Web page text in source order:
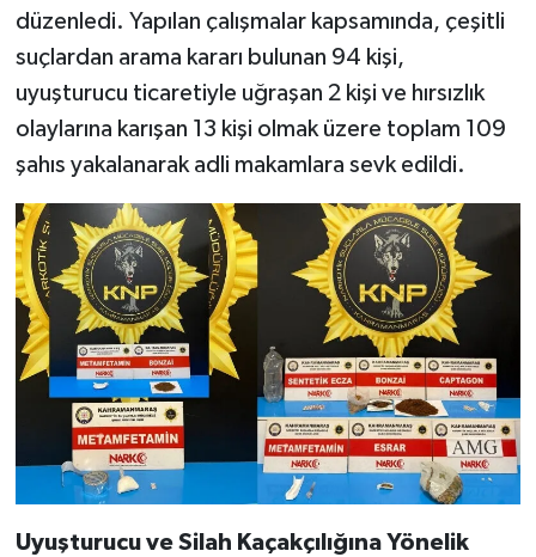
düzenledi. Yapılan çalışmalar kapsamında, çeşitli
suçlardan arama kararı bulunan 94 kişi,
uyuşturucu ticaretiyle uğraşan 2 kişi ve hırsızlık
olaylarına karışan 13 kişi olmak üzere toplam 109
şahıs yakalanarak adli makamlara sevk edildi.
Uyuşturucu ve Silah Kaçakçılığına Yönelik
ÜÇÜNCÜ SAYFA
BİLİMNET
Yemek
SİVİL TOPLUM
SEÇİM 2014
KİM KİMDİR
ÇEK GÖNDER
KİTAP